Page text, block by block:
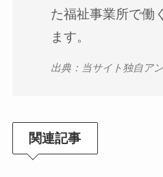
た福祉事業所で働
ます。
出典：当サイト独自ア
関連記事